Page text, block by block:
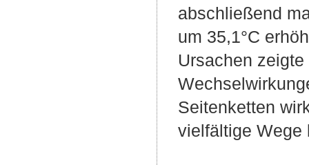
abschließend
um 35,1°C
Ursachen
Seitenketten
vielfältige Wege